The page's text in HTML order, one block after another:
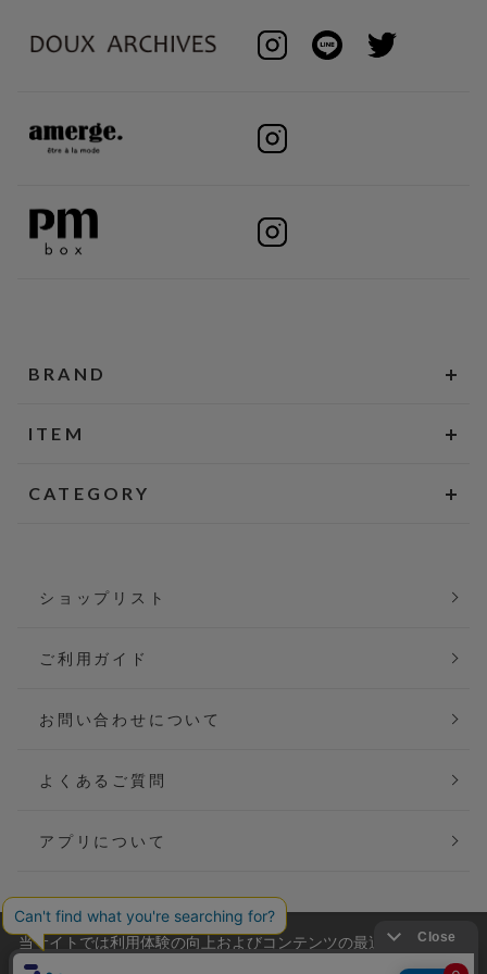
BRAND
ITEM
CATEGORY
ショップリスト
ご利用ガイド
お問い合わせについて
よくあるご質問
アプリについて
会社概要
当サイトでは利用体験の向上およびコンテンツの最適な提供、ト
ラフィックの分析を目的としてCookieを使用しています。